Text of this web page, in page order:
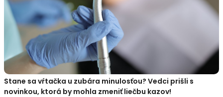
Stane sa vŕtačka u zubára minulosťou? Vedci prišli s
novinkou, ktorá by mohla zmeniť liečbu kazov!